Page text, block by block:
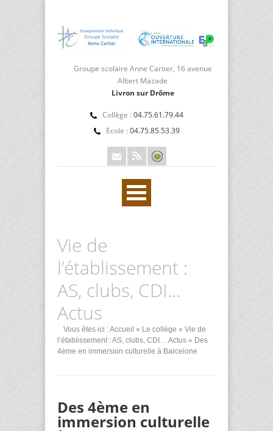
Groupe scolaire Anne Cartier, 16 avenue
Albert Mazade
Livron sur Drôme
Collège : 04.75.61.79.44
Ecole : 04.75.85.53.39
Vie de
l’établissement :
AS, clubs, CDI…
Actus
Vous êtes ici :Accueil » Le collège » Vie de
l’établissement : AS, clubs, CDI… Actus » Des
4ème en immersion culturelle à Barcelone
Des 4ème en
immersion culturelle